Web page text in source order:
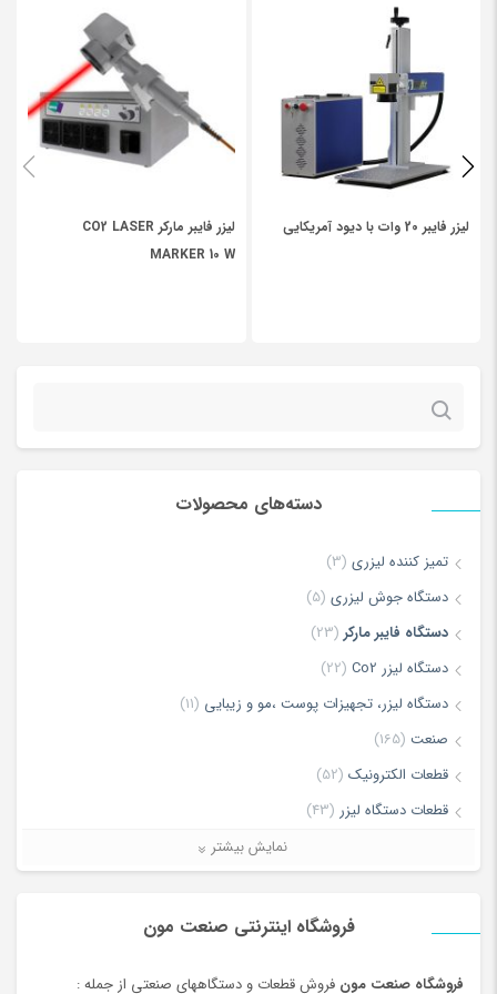
جستجو
دسته‌های محصولات
تمیز کننده لیزری (3)
دستگاه جوش لیزری (5)
دستگاه فایبر مارکر (23)
دستگاه لیزر Co2
(22)
دستگاه لیزر، تجهیزات پوست ،مو و زیبایی (11)
صنعت (165)
قطعات الکترونیک (52)
قطعات دستگاه لیزر (43)
لیزر برش و حکاکی غیر فلزات(7)
نمایش بیشتر
فروشگاه اینترنتی صنعت مون
فروشگاه صنعت مون فروش قطعات و دستگاههای صنعتی از جمله :
1. طراحی فشرده : به ویژه برای مارک قطعات کوچک، با دقت علامت
گذاری بالا طراحی شده است
2. محور Z محرکه: سرچشمه می تواند به صورت خودکار با موتور حرکتی
حرکت کند. دو دکمه برای کنترل حرکت دستگاه وجود دارد
3. سیستم تمرکز یاب : دو اشاره گر تمرکز دقیق تمرکز را نشان می دهد
در داخل درب، این سیستم کنترل برای کل ماشین است. این سیستم
با طرح بندی خطوط خوب، ایمنی بالا و ثبات عملکرد
نشانی ایمیل شما منتشر نخواهد شد.
بخش‌های موردنیاز علامت‌گذاری
Your rating
*
Your review
*
Name
Email
*
ذخیره نام، ایمیل و وبسایت من در مرورگر برای زمانی که دوباره دیدگاهی
می‌نویسم.
لطفا پاسخ را به عدد انگلیسی وارد کنید:
لیزر فایبر 20 وات با دیود آمریکایی
لیزر فایبر مارکر CO2 LASER
MARKER 10 W